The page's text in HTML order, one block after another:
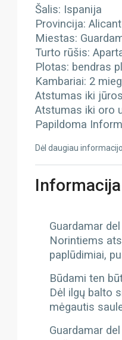
Šalis: Ispanija
Provincija:
Miestas:
Turto rūšis:
Plotas: bendras
Kambariai: 2
Atstumas iki
Atstumas iki oro
Papildoma
Dėl daugiau
Guardamar
Norintiems
paplūdimiai,
Būdami ten
Dėl ilgų balto
mėgautis
Guardamar